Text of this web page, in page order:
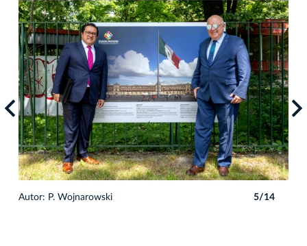
Autor: P. Wojnarowski 5/14